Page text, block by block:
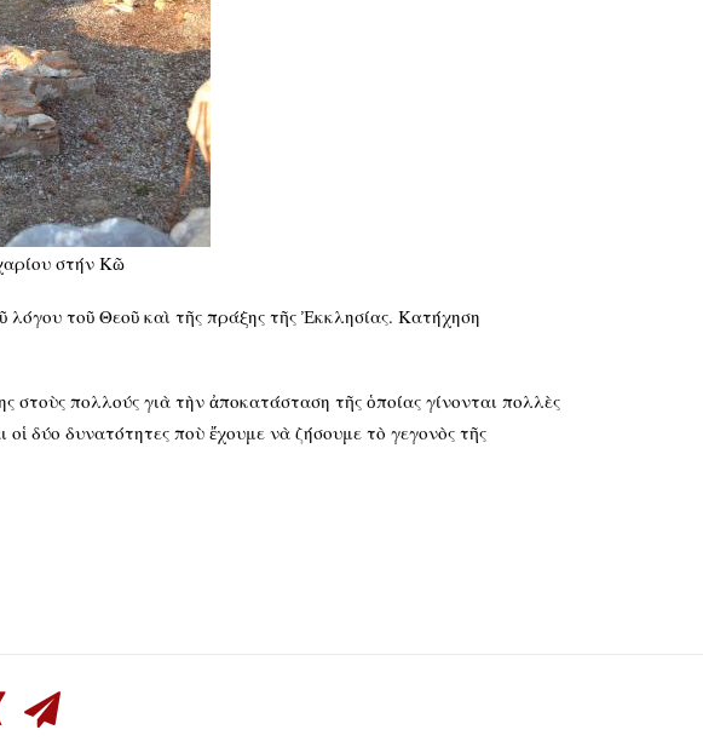
στήν Κῶ
τοῦ Θεοῦ καὶ τῆς πράξης τῆς Ἐκκλησίας. Κατήχηση
στοὺς πολλούς γιὰ τὴν ἀποκατάσταση τῆς ὁποίας γίνονται πολλὲς
δύο δυνατότητες ποὺ ἔχουμε νὰ ζήσουμε τὸ γεγονὸς τῆς